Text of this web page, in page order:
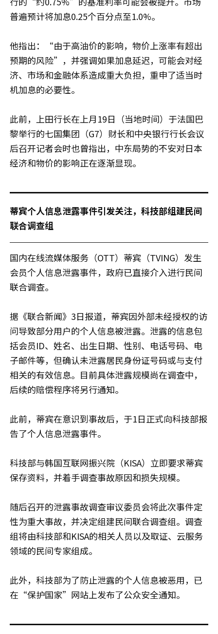
普遍预计将加息0.25个百分点至1.0%。
他指出：“由于高油价的影响，物价上涨率有超出
预期的风险”，并强调如果加息延迟，可能会对经
济、市场和金融体系造成重大负担，重申了适当时
机加息的必要性。
此前，上田行长在上月19日（当地时间）于法国巴
黎举行的七国集团（G7）财长和中央银行行长会议
后召开记者会时也曾指出，中东局势的不安对日本
经济和物价的影响正在逐渐显现。
蒂宾个人信息泄露事件引发关注，科技部组建民间
联合调查组
国内在线流媒体服务（OTT）蒂宾（TVING）发生
会员个人信息泄露事件，政府已直接介入进行民间
联合调查。
据《联合新闻》3日报道，蒂宾因外部未经授权的访
问导致部分用户的个人信息被泄露。泄露的信息包
括会员ID、姓名、出生日期、性别、电话号码、电
子邮件等，但确认未泄露居民身份证号码或与支付
相关的有效信息。目前具体泄露规模尚在调查中，
后续的赔偿程序将另行通知。
此前，蒂宾在意识到事故后，于1日正式向科技部报
告了个人信息泄露事件。
科技部与韩国互联网振兴院（KISA）立即要求蒂宾
保存资料，并着手调查事故原因和损失规模。
随后召开的泄露事故调查审议委员会将此次事件定
性为重大事故，并决定组建民间联合调查组。调查
组将由科技部和KISA的相关人员以及取证、云服务
领域的民间专家组成。
此外，科技部为了防止泄露的个人信息被恶用，已
在“保护国家”网站上发布了公众安全通知。